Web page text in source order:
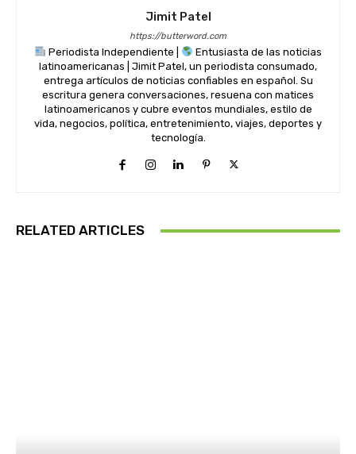
Jimit Patel
https://butterword.com
Periodista Independiente |
Entusiasta de las noticias
latinoamericanas | Jimit Patel, un periodista consumado,
entrega artículos de noticias confiables en español. Su
escritura genera conversaciones, resuena con matices
latinoamericanos y cubre eventos mundiales, estilo de
vida, negocios, política, entretenimiento, viajes, deportes y
tecnología.
RELATED ARTICLES